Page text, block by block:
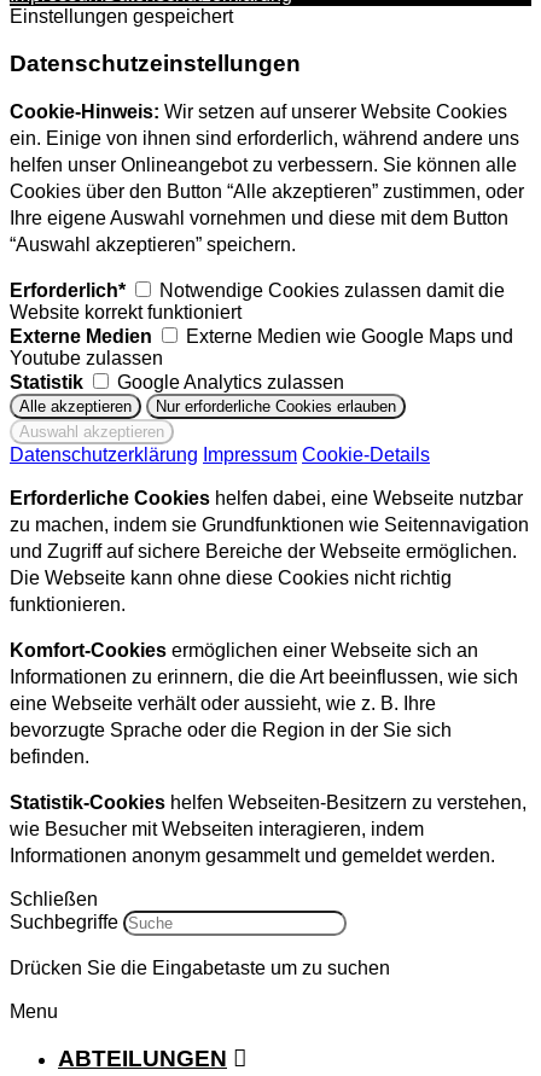
Einstellungen gespeichert
Datenschutzeinstellungen
Cookie-Hinweis: Wir setzen auf unserer Website Cookies
ein. Einige von ihnen sind erforderlich, während andere uns
helfen unser Onlineangebot zu verbessern. Sie können alle
Cookies über den Button “Alle akzeptieren” zustimmen, oder
Ihre eigene Auswahl vornehmen und diese mit dem Button
“Auswahl akzeptieren” speichern.
Erforderlich*
Notwendige Cookies zulassen damit die
Website korrekt funktioniert
Externe Medien
Externe Medien wie Google Maps und
Youtube zulassen
Statistik
Google Analytics zulassen
Datenschutzerklärung Impressum Cookie-Details
Erforderliche Cookies helfen dabei, eine Webseite nutzbar
zu machen, indem sie Grundfunktionen wie Seitennavigation
und Zugriff auf sichere Bereiche der Webseite ermöglichen.
Die Webseite kann ohne diese Cookies nicht richtig
funktionieren.
Komfort-Cookies ermöglichen einer Webseite sich an
Informationen zu erinnern, die die Art beeinflussen, wie sich
eine Webseite verhält oder aussieht, wie z. B. Ihre
bevorzugte Sprache oder die Region in der Sie sich
befinden.
Statistik-Cookies helfen Webseiten-Besitzern zu verstehen,
wie Besucher mit Webseiten interagieren, indem
Informationen anonym gesammelt und gemeldet werden.
Schließen
Suchbegriffe
Drücken Sie die Eingabetaste um zu suchen
Menu
ABTEILUNGEN